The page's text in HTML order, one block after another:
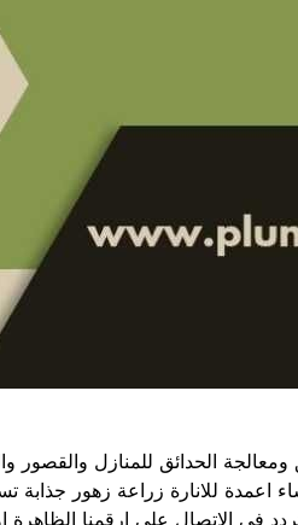
الحدائق للمنازل والقصور
للانارة زراعة زهور جذابة